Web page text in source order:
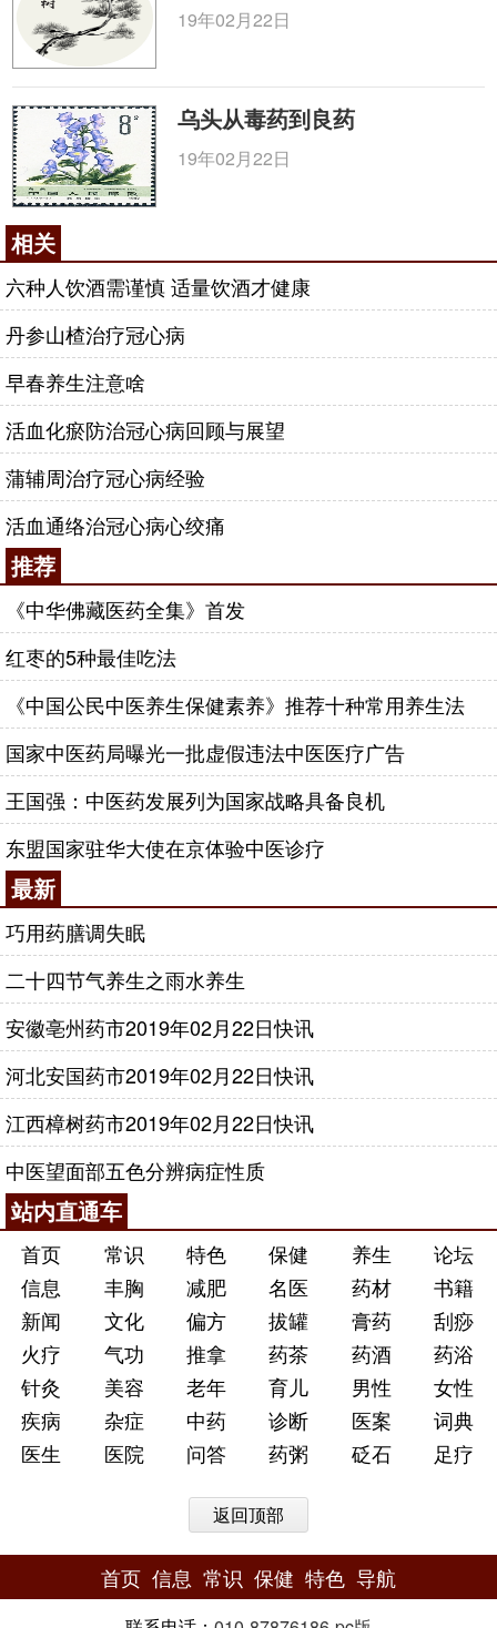
19年02月22日
乌头从毒药到良药
19年02月22日
相关
六种人饮酒需谨慎 适量饮酒才健康
丹参山楂治疗冠心病
早春养生注意啥
活血化瘀防治冠心病回顾与展望
蒲辅周治疗冠心病经验
活血通络治冠心病心绞痛
推荐
《中华佛藏医药全集》首发
红枣的5种最佳吃法
《中国公民中医养生保健素养》推荐十种常用养生法
国家中医药局曝光一批虚假违法中医医疗广告
王国强：中医药发展列为国家战略具备良机
东盟国家驻华大使在京体验中医诊疗
最新
巧用药膳调失眠
二十四节气养生之雨水养生
安徽亳州药市2019年02月22日快讯
河北安国药市2019年02月22日快讯
江西樟树药市2019年02月22日快讯
中医望面部五色分辨病症性质
站内直通车
首页 常识 特色 保健 养生
论坛
信息
丰胸 减肥 名医 药材
书籍
新闻
文化 偏方 拔罐 膏药
刮痧
火疗
气功 推拿 药茶 药酒
药浴
针灸
美容 老年 育儿 男性
女性
疾病
杂症 中药 诊断 医案
词典
医生
医院 问答 药粥 砭石 足疗
返回顶部
首页 信息 常识 保健 特色 导航